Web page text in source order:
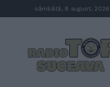
sâmbătă, 8 august, 2026